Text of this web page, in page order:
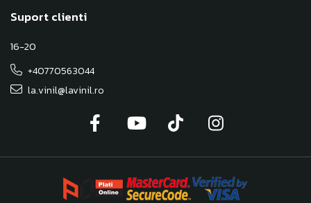
Suport clienti
16-20
+40770563044
la.vinil@lavinil.ro